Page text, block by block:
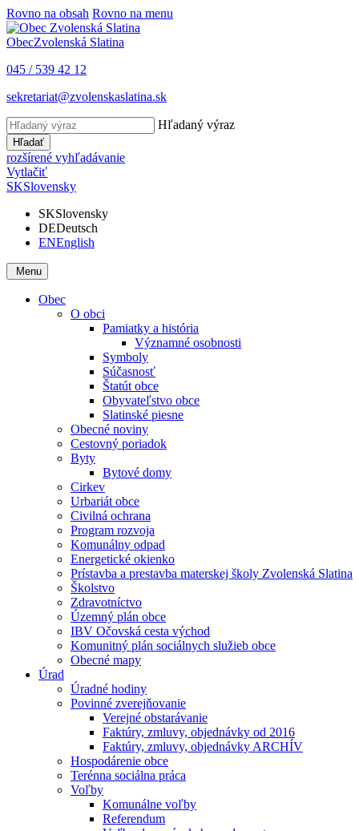
Rovno na obsah Rovno na menu
ObecZvolenská Slatina
045 / 539 42 12
sekretariat@zvolenskaslatina.sk
Hľadaný výraz
Hľadať
rozšírené vyhľadávanie
Vytlačiť
SKSlovensky
SKSlovensky
DEDeutsch
ENEnglish
Menu
Obec
O obci
Pamiatky a história
Významné osobnosti
Symboly
Súčasnosť
Štatút obce
Obyvateľstvo obce
Slatinské piesne
Obecné noviny
Cestovný poriadok
Byty
Bytové domy
Cirkev
Urbariát obce
Civilná ochrana
Program rozvoja
Komunálny odpad
Energetické okienko
Prístavba a prestavba materskej školy Zvolenská Slatina
Školstvo
Zdravotníctvo
Územný plán obce
IBV Očovská cesta východ
Komunitný plán sociálnych služieb obce
Obecné mapy
Úrad
Úradné hodiny
Povinné zverejňovanie
Verejné obstarávanie
Faktúry, zmluvy, objednávky od 2016
Faktúry, zmluvy, objednávky ARCHÍV
Hospodárenie obce
Terénna sociálna práca
Voľby
Komunálne voľby
Referendum